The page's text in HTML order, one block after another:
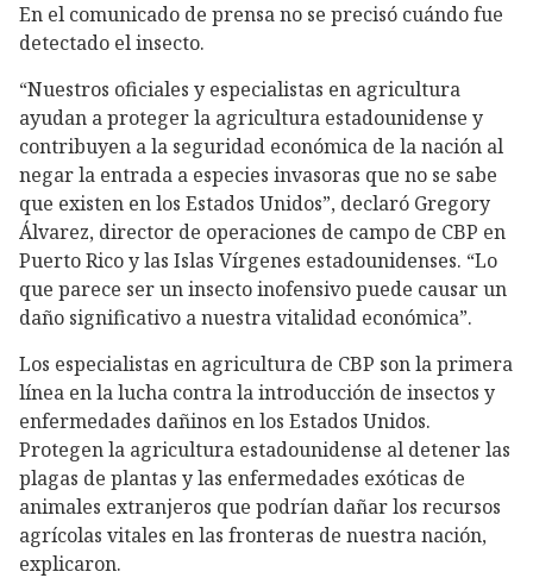
En el comunicado de prensa no se precisó cuándo fue
detectado el insecto.
“Nuestros oficiales y especialistas en agricultura
ayudan a proteger la agricultura estadounidense y
contribuyen a la seguridad económica de la nación al
negar la entrada a especies invasoras que no se sabe
que existen en los Estados Unidos”, declaró Gregory
Álvarez, director de operaciones de campo de CBP en
Puerto Rico y las Islas Vírgenes estadounidenses. “Lo
que parece ser un insecto inofensivo puede causar un
daño significativo a nuestra vitalidad económica”.
Los especialistas en agricultura de CBP son la primera
línea en la lucha contra la introducción de insectos y
enfermedades dañinos en los Estados Unidos.
Protegen la agricultura estadounidense al detener las
plagas de plantas y las enfermedades exóticas de
animales extranjeros que podrían dañar los recursos
agrícolas vitales en las fronteras de nuestra nación,
explicaron.